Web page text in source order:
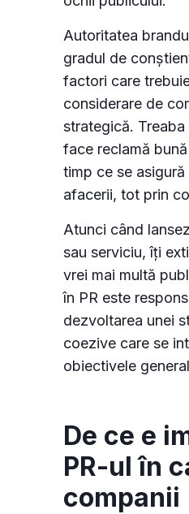
Autoritatea
gradul de
factori care
considerare de
strategică.
face reclamă
timp ce se
afacerii, tot prin
Atunci când
sau serviciu, îți
vrei mai multă
în PR este
dezvoltarea unei
coezive care se
obiectivele
De ce e
PR-ul în
companii